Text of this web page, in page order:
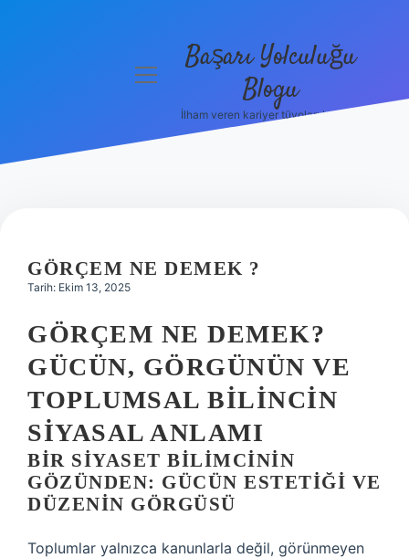
Hakkımızda
menüyüBaşarı Yolculuğu
Blogu
İlham veren kariyer tüyoları burada!
GÖRÇEM NE DEMEK ?
Tarih: Ekim 13, 2025
GÖRÇEM NE DEMEK?
GÜCÜN, GÖRGÜNÜN VE
TOPLUMSAL BILINCIN
SIYASAL ANLAMI
BIR SIYASET BILIMCININ
GÖZÜNDEN: GÜCÜN ESTETIĞI VE
DÜZENIN GÖRGÜSÜ
Toplumlar yalnızca kanunlarla değil, görünmeyen